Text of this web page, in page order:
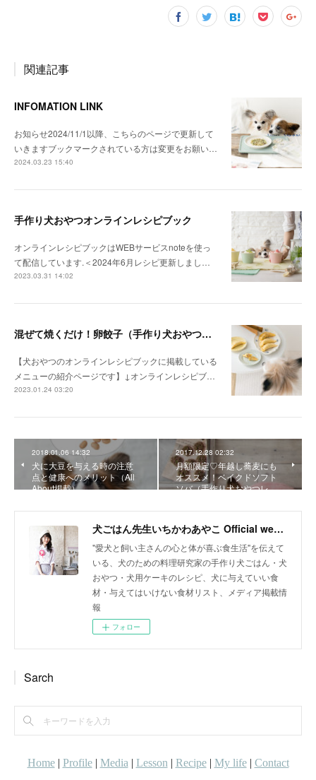
関連記事
INFOMATION LINK
お知らせ2024/11/1以降、こちらのページで更新して
いきますブックマークされている方は変更をお願い…
2024.03.23 15:40
手作り犬おやつオンラインレシピブック
オンラインレシピブックはWEBサービスnoteを使っ
て配信しています.＜2024年6月レシピ更新しまし…
2023.03.31 14:02
混ぜて焼くだけ！卵餃子（手作り犬おやつレシピ）
【犬おやつのオンラインレシピブックに掲載している
メニューの紹介ページです】↓オンラインレシピブ…
2023.01.24 03:20
2018.01.06 14:32
犬に大豆を与える時の注意
点と健康へのメリット（All
About掲載）
2017.12.28 02:32
月額限定♡年越し蕎麦にも
オススメ！ベイクドソフト
ソバ（手作り犬おやつレ…
犬ごはん先生いちかわあやこ Official web site
"愛犬と飼い主さんの心と体が喜ぶ食生活"を伝えて
いる、犬のための料理研究家の手作り犬ごはん・犬
おやつ・犬用ケーキのレシピ、犬に与えていい食
材・与えてはいけない食材リスト、メディア掲載情
報
フォロー
Sarch